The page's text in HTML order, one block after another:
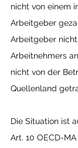
nicht von einem
Arbeitgeber
Arbeitgeber
Arbeitnehmers
nicht von der
Quellenland
Die Situation ist
Art. 10 OECD-